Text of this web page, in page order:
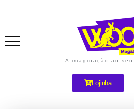
A imaginação ao
Lojinha